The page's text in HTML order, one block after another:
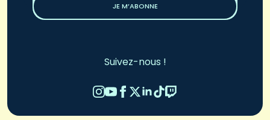
JE M’ABONNE
Suivez-nous !